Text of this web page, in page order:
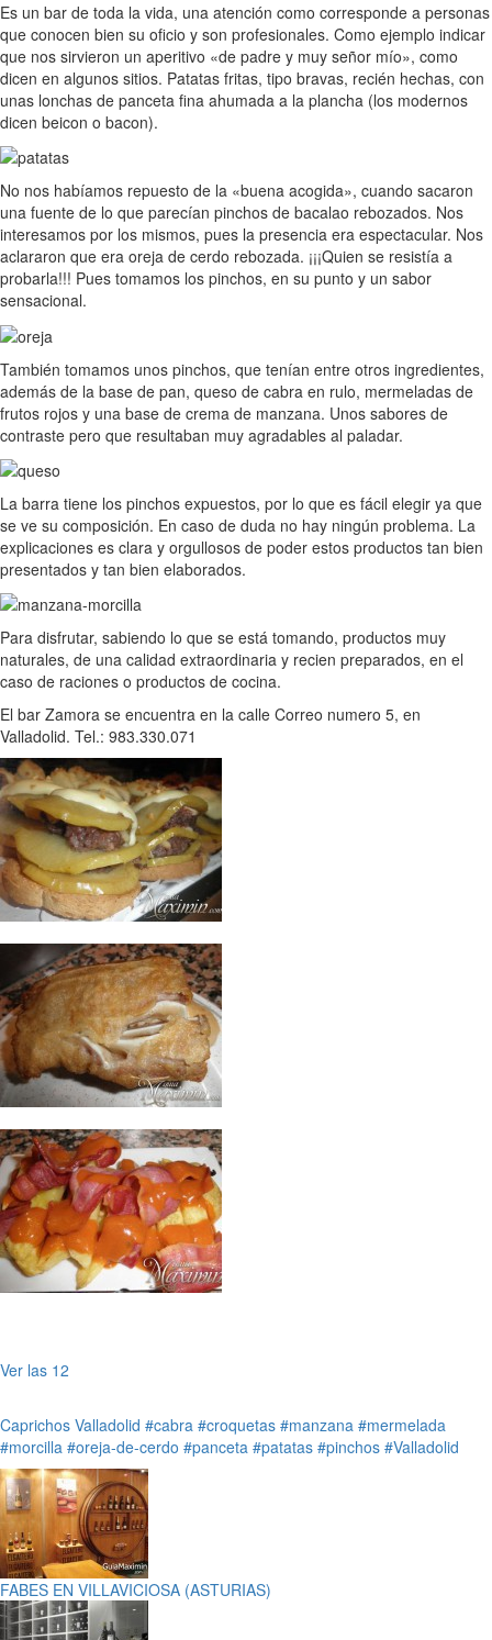
Es un bar de toda la vida, una atención como corresponde a personas
que conocen bien su oficio y son profesionales. Como ejemplo indicar
que nos sirvieron un aperitivo «de padre y muy señor mío», como
dicen en algunos sitios. Patatas fritas, tipo bravas, recién hechas, con
unas lonchas de panceta fina ahumada a la plancha (los modernos
dicen beicon o bacon).
No nos habíamos repuesto de la «buena acogida», cuando sacaron
una fuente de lo que parecían pinchos de bacalao rebozados. Nos
interesamos por los mismos, pues la presencia era espectacular. Nos
aclararon que era oreja de cerdo rebozada. ¡¡¡Quien se resistía a
probarla!!! Pues tomamos los pinchos, en su punto y un sabor
sensacional.
También tomamos unos pinchos, que tenían entre otros ingredientes,
además de la base de pan, queso de cabra en rulo, mermeladas de
frutos rojos y una base de crema de manzana. Unos sabores de
contraste pero que resultaban muy agradables al paladar.
La barra tiene los pinchos expuestos, por lo que es fácil elegir ya que
se ve su composición. En caso de duda no hay ningún problema. La
explicaciones es clara y orgullosos de poder estos productos tan bien
presentados y tan bien elaborados.
Para disfrutar, sabiendo lo que se está tomando, productos muy
naturales, de una calidad extraordinaria y recien preparados, en el
caso de raciones o productos de cocina.
El bar Zamora se encuentra en la calle Correo numero 5, en
Valladolid. Tel.: 983.330.071
Ver las 12
Caprichos Valladolid #cabra #croquetas #manzana #mermelada
#morcilla #oreja-de-cerdo #panceta #patatas #pinchos #Valladolid
FABES EN VILLAVICIOSA (ASTURIAS)